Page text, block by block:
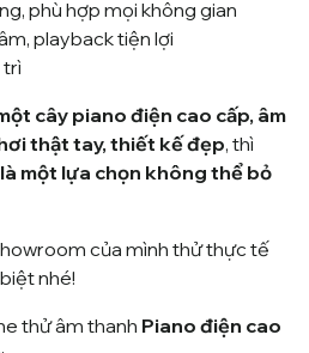
phù hợp mọi không gian
playback tiện lợi
trì
cây piano điện cao cấp, âm
thật tay, thiết kế đẹp, thì
một lựa chọn không thể bỏ
của mình thử thực tế
nhé!
thử âm thanh Piano điện cao